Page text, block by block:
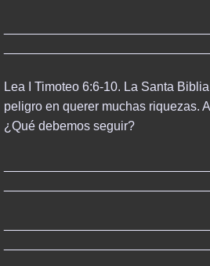
AI FUTURE
Lea I Timoteo 6:6-10. La Santa
peligro en querer muchas riquezas.
¿Qué debemos seguir?